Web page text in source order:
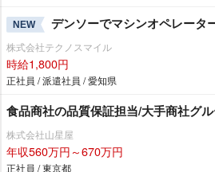
NEW デンソーでマシンオペレータ
株式会社テクノスマイル
時給1,800円
正社員 / 派遣社員 / 愛知県
食品商社の品質保証担当/大手商社グ
株式会社山星屋
年収560万円～670万円
正社員 / 東京都